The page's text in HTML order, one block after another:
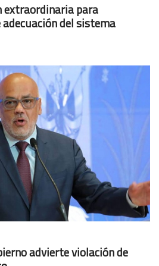
extraordinaria para
del sistema
advierte violación de